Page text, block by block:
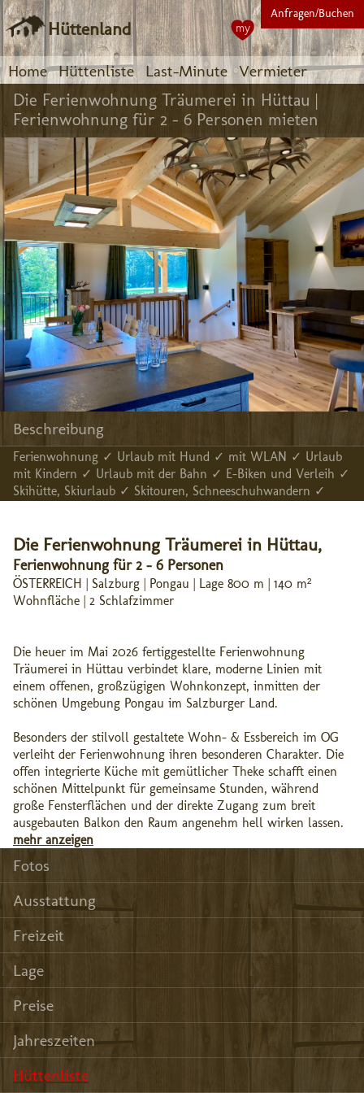
Hüttenland
Home Hüttenliste Last-Minute Vermieter
Anfragen/Buchen
my
Die Ferienwohnung Träumerei in Hüttau |
Ferienwohnung für 2 - 6 Personen mieten
Beschreibung
Ferienwohnung ✓ Urlaub mit Hund ✓ mit WLAN ✓ Urlaub
mit Kindern ✓ Urlaub mit der Bahn ✓ E-Biken und Verleih ✓
Skihütte, Skiurlaub ✓ Skitouren, Schneeschuhwandern ✓
Die Ferienwohnung Träumerei in Hüttau,
Ferienwohnung für 2 - 6 Personen
ÖSTERREICH | Salzburg | Pongau | Lage 800 m | 140 m²
Wohnfläche | 2 Schlafzimmer
Die heuer im Mai 2026 fertiggestellte Ferienwohnung
Träumerei in Hüttau verbindet klare, moderne Linien mit
einem offenen, großzügigen Wohnkonzept, inmitten der
schönen Umgebung Pongau im Salzburger Land.
Besonders der stilvoll gestaltete Wohn- & Essbereich im OG
verleiht der Ferienwohnung ihren besonderen Charakter. Die
offen integrierte Küche mit gemütlicher Theke schafft einen
schönen Mittelpunkt für gemeinsame Stunden, während
große Fensterflächen und der direkte Zugang zum breit
ausgebauten Balkon den Raum angenehm hell wirken lassen.
mehr anzeigen
Fotos
Ausstattung
Freizeit
Lage
Preise
Jahreszeiten
Hüttenliste